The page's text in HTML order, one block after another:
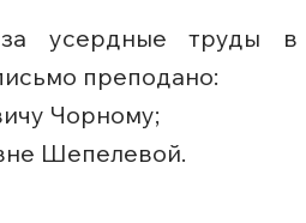
усердные труды в
преподано:
Чорному;
Шепелевой.